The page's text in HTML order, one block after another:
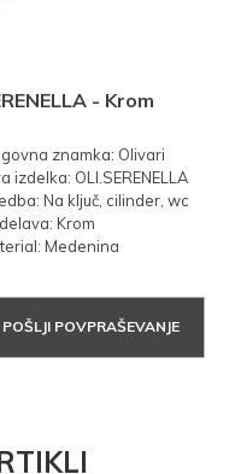
- Krom
znamka: Olivari
izdelka: OLI.SERENELLA
Na ključ, cilinder, wc
Krom
Medenina
POŠLJI POVPRAŠEVANJE